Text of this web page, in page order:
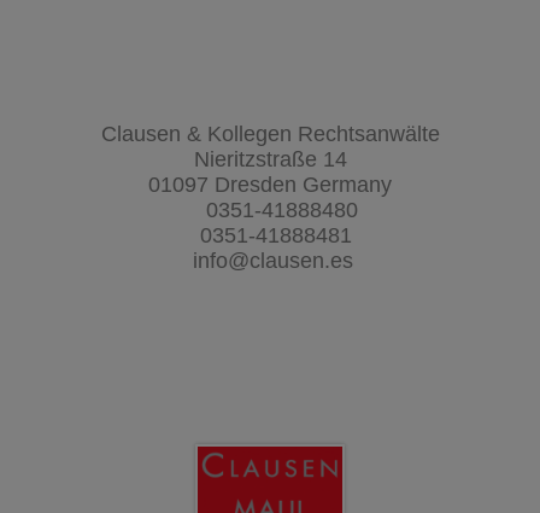
Clausen & Kollegen Rechtsanwälte
Nieritzstraße 14
01097 Dresden Germany
0351-41888480
0351-41888481
info@clausen.es